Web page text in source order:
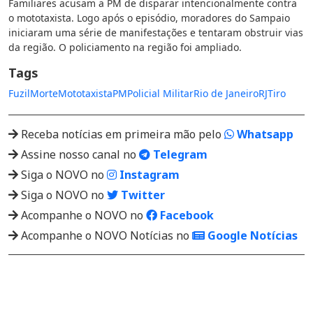
Familiares acusam a PM de disparar intencionalmente contra
o mototaxista. Logo após o episódio, moradores do Sampaio
iniciaram uma série de manifestações e tentaram obstruir vias
da região. O policiamento na região foi ampliado.
Tags
FuzilMorteMototaxistaPMPolicial MilitarRio de JaneiroRJTiro
Receba notícias em primeira mão pelo
Whatsapp
Assine nosso canal no
Telegram
Siga o NOVO no
Instagram
Siga o NOVO no
Twitter
Acompanhe o NOVO no
Facebook
Acompanhe o NOVO Notícias no
Google Notícias